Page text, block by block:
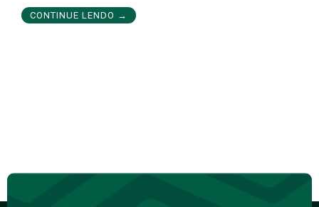
CONTINUE LENDO →